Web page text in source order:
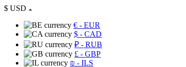
$ USD
€ - EUR
$ - CAD
₽ - RUB
£ - GBP
₪ - ILS